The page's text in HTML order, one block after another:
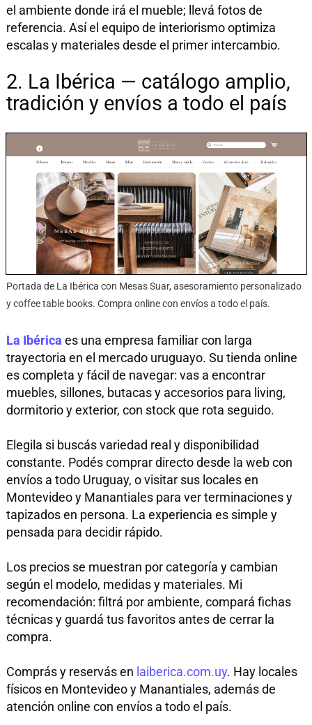
el ambiente donde irá el mueble; llevá fotos de
referencia. Así el equipo de interiorismo optimiza
escalas y materiales desde el primer intercambio.
2. La Ibérica — catálogo amplio,
tradición y envíos a todo el país
Portada de La Ibérica con Mesas Suar, asesoramiento personalizado
y coffee table books. Compra online con envíos a todo el país.
La Ibérica es una empresa familiar con larga
trayectoria en el mercado uruguayo. Su tienda online
es completa y fácil de navegar: vas a encontrar
muebles, sillones, butacas y accesorios para living,
dormitorio y exterior, con stock que rota seguido.
Elegila si buscás variedad real y disponibilidad
constante. Podés comprar directo desde la web con
envíos a todo Uruguay, o visitar sus locales en
Montevideo y Manantiales para ver terminaciones y
tapizados en persona. La experiencia es simple y
pensada para decidir rápido.
Los precios se muestran por categoría y cambian
según el modelo, medidas y materiales. Mi
recomendación: filtrá por ambiente, compará fichas
técnicas y guardá tus favoritos antes de cerrar la
compra.
Comprás y reservás en laiberica.com.uy. Hay locales
físicos en Montevideo y Manantiales, además de
atención online con envíos a todo el país.